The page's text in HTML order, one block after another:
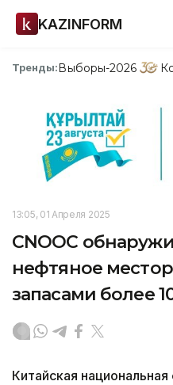
KAZINFORM
Тренды:Выборы-2026
13:05, 01 Апреля 2025
CNOOC
нефтяное
запасами более
Китайская